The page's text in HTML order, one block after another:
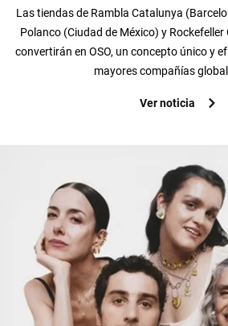
Las tiendas de Rambla Catalunya
Polanco (Ciudad de México) y Rockefeller
convertirán en OSO, un concepto único y
mayores compañías
Ver noticia